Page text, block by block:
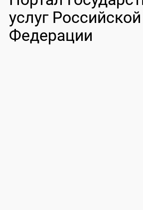
услуг Российской
Федерации